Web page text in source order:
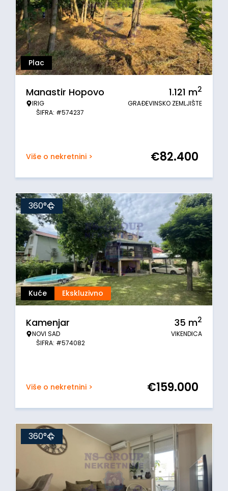
Plac
Manastir Hopovo
IRIG
ŠIFRA: #574237
1.121 m2
GRAĐEVINSKO ZEMLJIŠTE
Više o nekretnini > €82.400
Kuće Ekskluzivno
360°
Kamenjar
NOVI SAD
ŠIFRA: #574082
35 m2
VIKENDICA
Više o nekretnini > €159.000
360°